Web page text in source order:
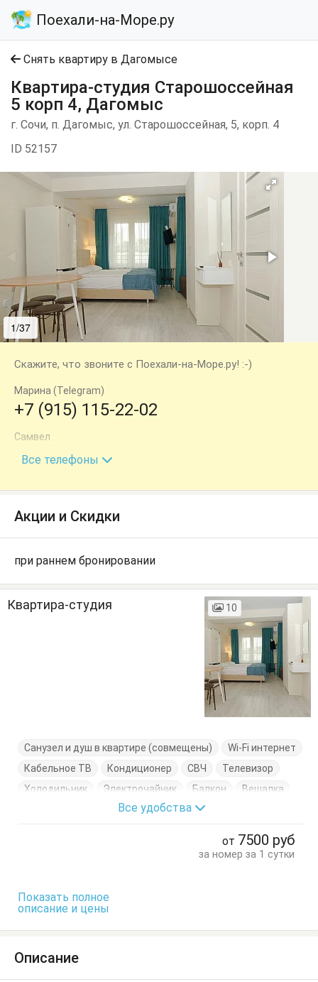
Поехали-на-Море.ру
Снять квартиру в Дагомысе
Квартира-студия Старошоссейная
5 корп 4, Дагомыс
г. Сочи, п. Дагомыс, ул. Старошоссейная, 5, корп. 4
ID 52157
1/37
Скажите, что звоните с Поехали-на-Море.ру! :-)
Марина (Telegram)
+7 (915) 115-22-02
Самвел
+7 (916) 161-82-26
Все телефоны
Акции и Скидки
при раннем бронировании
Квартира-студия 10
Санузел и душ в квартире (совмещены)
Wi-Fi интернет
Кабельное ТВ
Кондиционер СВЧ
Телевизор
Холодильник
Электрочайник Балкон
Вешалка
Кровати односпальные
Кровать двуспальная
Все удобства
от 7500 руб
за номер за 1 сутки
Показать полное
описание и цены
Описание